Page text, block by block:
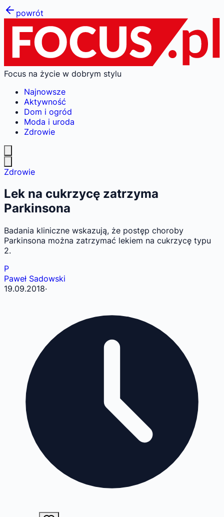
powrót
Focus na życie w dobrym stylu
Najnowsze
Aktywność
Dom i ogród
Moda i uroda
Zdrowie
Zdrowie
Lek na cukrzycę zatrzyma
Parkinsona
Badania kliniczne wskazują, że postęp choroby
Parkinsona można zatrzymać lekiem na cukrzycę typu
2.
P
Paweł Sadowski
19.09.2018·